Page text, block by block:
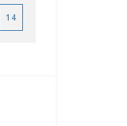
14